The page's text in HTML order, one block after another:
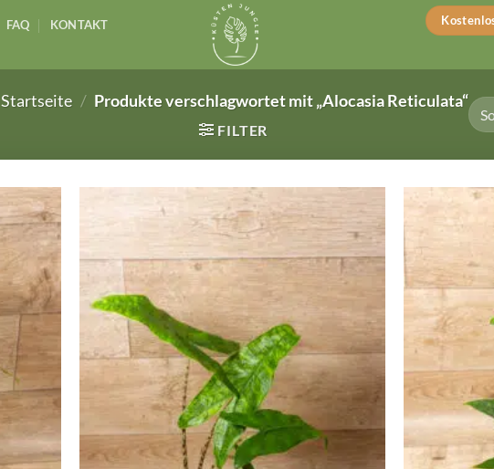
FAQ KONTAKT
Startseite / Produkte verschlagwortet mit „Alocasia Reticulata“
FILTER